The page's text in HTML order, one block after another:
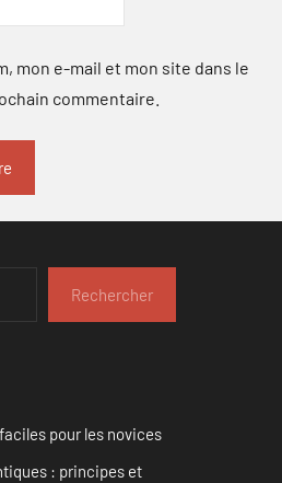
mon e-mail et mon site dans le
commentaire.
Rechercher
pour les novices
: principes et